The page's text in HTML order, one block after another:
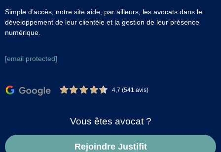
Simple d’accès, notre site aide, par ailleurs, les avocats dans le
développement de leur clientèle et la gestion de leur présence
numérique.
[email protected]
4,7 (541 avis)
Vous êtes avocat ?
Rejoindre Justifit